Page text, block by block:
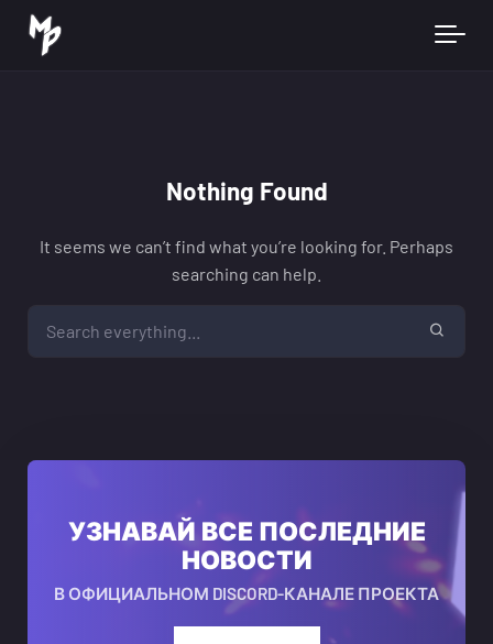
Skip to main content
Nothing Found
It seems we can’t find what you’re looking for. Perhaps
searching can help.
УЗНАВАЙ ВСЕ ПОСЛЕДНИЕ
НОВОСТИ
В ОФИЦИАЛЬНОМ DISCORD-КАНАЛЕ ПРОЕКТА